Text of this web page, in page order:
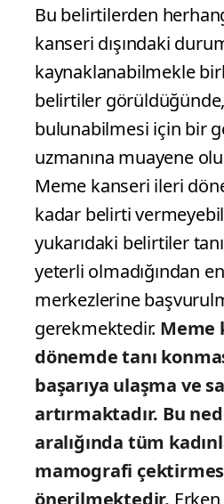
Bu belirtilerden
kanseri dışındaki
kaynaklanabilmekle
belirtiler
bulunabilmesi için bir
uzmanına muayene
Meme kanseri ileri
kadar belirti
yukarıdaki belirtiler
yeterli olmadığından
merkezlerine
gerekmektedir. Meme
dönemde tanı
başarıya ulaşma ve
artırmaktadır. Bu
aralığında tüm
mamografi